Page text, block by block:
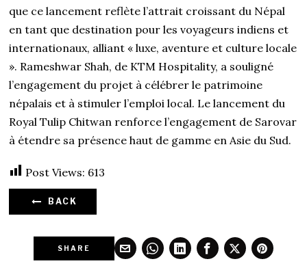
que ce lancement reflète l’attrait croissant du Népal
en tant que destination pour les voyageurs indiens et
internationaux, alliant « luxe, aventure et culture locale
». Rameshwar Shah, de KTM Hospitality, a souligné
l’engagement du projet à célébrer le patrimoine
népalais et à stimuler l’emploi local. Le lancement du
Royal Tulip Chitwan renforce l’engagement de Sarovar
à étendre sa présence haut de gamme en Asie du Sud.
Post Views: 613
BACK
SHARE